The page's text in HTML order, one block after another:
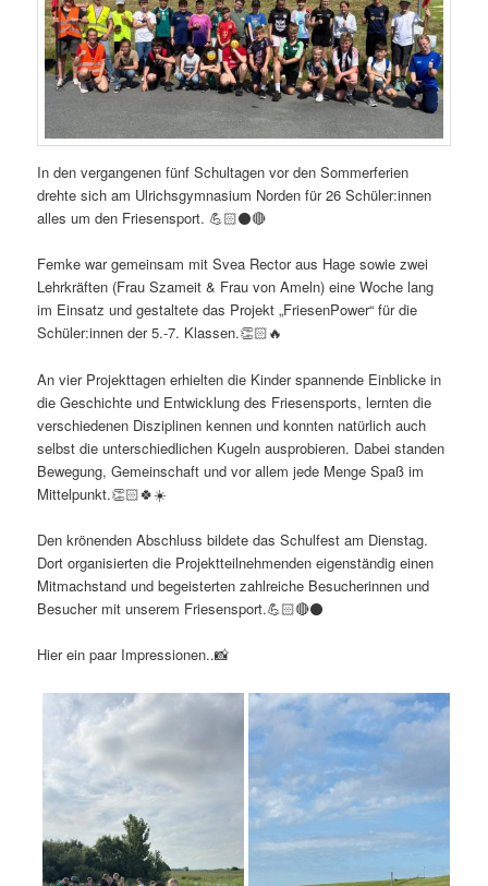
In den vergangenen fünf Schultagen vor den Sommerferien
drehte sich am Ulrichsgymnasium Norden für 26 Schüler:innen
alles um den Friesensport. 💪🏻⚫️🔴
Femke war gemeinsam mit Svea Rector aus Hage sowie zwei
Lehrkräften (Frau Szameit & Frau von Ameln) eine Woche lang
im Einsatz und gestaltete das Projekt „FriesenPower“ für die
Schüler:innen der 5.-7. Klassen.👏🏻🔥
An vier Projekttagen erhielten die Kinder spannende Einblicke in
die Geschichte und Entwicklung des Friesensports, lernten die
verschiedenen Disziplinen kennen und konnten natürlich auch
selbst die unterschiedlichen Kugeln ausprobieren. Dabei standen
Bewegung, Gemeinschaft und vor allem jede Menge Spaß im
Mittelpunkt.👏🏻🍀☀️
Den krönenden Abschluss bildete das Schulfest am Dienstag.
Dort organisierten die Projektteilnehmenden eigenständig einen
Mitmachstand und begeisterten zahlreiche Besucherinnen und
Besucher mit unserem Friesensport.💪🏻🔴⚫️
Hier ein paar Impressionen..📸